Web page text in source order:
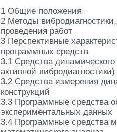
1 Общие положения
2 Методы
проведения работ
3 Перспективные
программных средств
3.1 Средства
активной вибродиагностики)
3.2 Средства измерения
конструкций
3.3 Программные средства
экспериментальных данных
3.4 Программные средства